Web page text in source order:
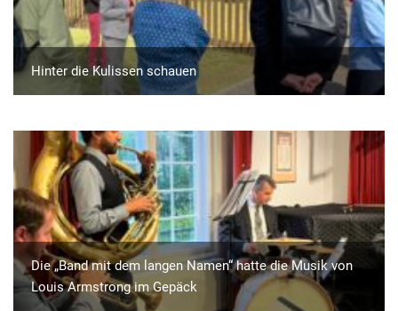
Hinter die Kulissen schauen
Die „Band mit dem langen Namen“ hatte die Musik von
Louis Armstrong im Gepäck